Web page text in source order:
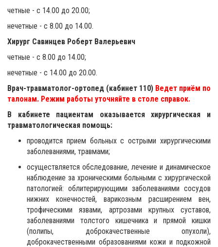
четные - с 14.00 до 20.00;
нечетные - с 8.00 до 14.00.
Хирург Савинцев Роберт Валерьевич
четные - с 8.00 до 14.00;
нечетные - с 14.00 до 20.00.
Врач-травматолог-ортопед (кабинет 110) Ведет приём по
талонам. Режим работы уточняйте в столе справок.
В кабинете пациентам оказывается хирургическая и
травматологическая помощь:
проводится прием больных с острыми хирургическими
заболеваниями, травмами;
осуществляется обследование, лечение и динамическое
наблюдение за хроническими больными с хирургической
патологией: облитерирующими заболеваниями сосудов
нижних конечностей, варикозным расширением вен,
трофическими язвами, артрозами крупных суставов,
заболеваниями толстого кишечника и прямой кишки
(полипы, доброкачественные опухоли),
доброкачественными образованиями кожи и подкожной